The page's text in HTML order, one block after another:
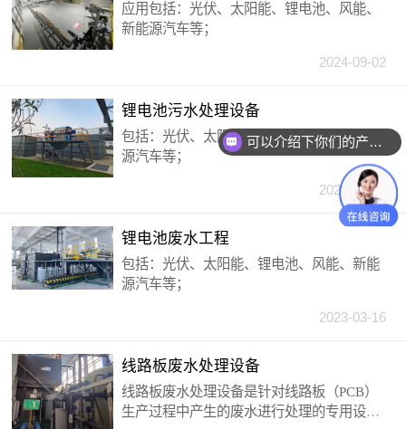
应用包括：光伏、太阳能、锂电池、风能、
新能源汽车等；
2024-09-02
锂电池污水处理设备
包括：光伏、太阳能、锂电池、风能、新能
源汽车等；
2024-09-02
锂电池废水工程
包括：光伏、太阳能、锂电池、风能、新能
源汽车等；
2023-03-16
线路板废水处理设备
线路板废水处理设备是针对线路板（PCB）
生产过程中产生的废水进行处理的专用设
可以介绍下你们的产品么？